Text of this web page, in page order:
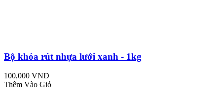
Bộ khóa rút nhựa lưới xanh - 1kg
100,000 VND
Thêm Vào Giỏ